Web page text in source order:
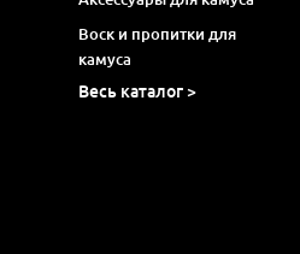
Воск и пропитки для
камуса
Весь каталог >